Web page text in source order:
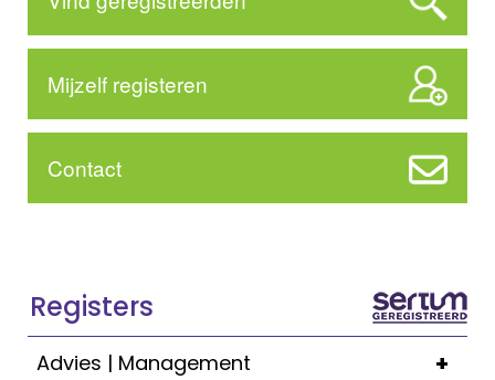
Mijzelf registeren
Contact
Registers
+
Advies | Management